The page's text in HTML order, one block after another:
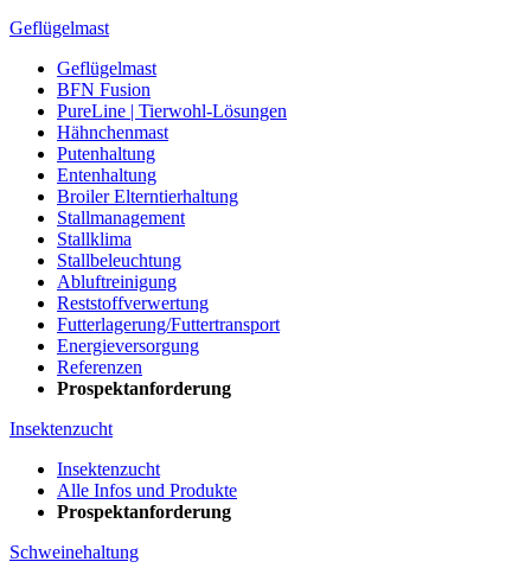
Geflügelmast
Geflügelmast
BFN Fusion
PureLine | Tierwohl-Lösungen
Hähnchenmast
Putenhaltung
Entenhaltung
Broiler Elterntierhaltung
Stallmanagement
Stallklima
Stallbeleuchtung
Abluftreinigung
Reststoffverwertung
Futterlagerung/Futtertransport
Energieversorgung
Referenzen
Prospektanforderung
Insektenzucht
Insektenzucht
Alle Infos und Produkte
Prospektanforderung
Schweinehaltung